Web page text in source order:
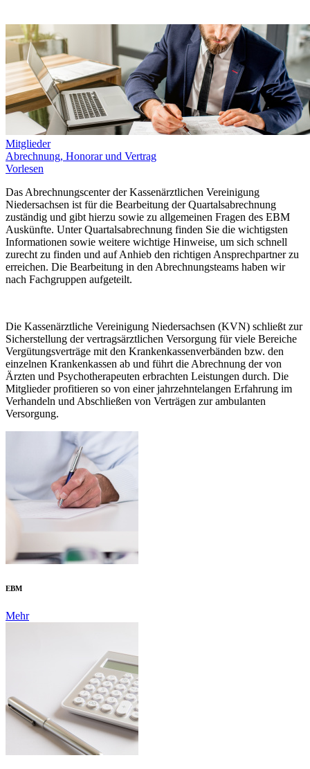
Mitglieder
Abrechnung, Honorar und Vertrag
Vorlesen
Das Abrechnungscenter der Kassenärztlichen Vereinigung
Niedersachsen ist für die Bearbeitung der Quartalsabrechnung
zuständig und gibt hierzu sowie zu allgemeinen Fragen des EBM
Auskünfte. Unter Quartalsabrechnung finden Sie die wichtigsten
Informationen sowie weitere wichtige Hinweise, um sich schnell
zurecht zu finden und auf Anhieb den richtigen Ansprechpartner zu
erreichen. Die Bearbeitung in den Abrechnungsteams haben wir
nach Fachgruppen aufgeteilt.
Die Kassenärztliche Vereinigung Niedersachsen (KVN) schließt zur
Sicherstellung der vertragsärztlichen Versorgung für viele Bereiche
Vergütungsverträge mit den Krankenkassenverbänden bzw. den
einzelnen Krankenkassen ab und führt die Abrechnung der von
Ärzten und Psychotherapeuten erbrachten Leistungen durch. Die
Mitglieder profitieren so von einer jahrzehntelangen Erfahrung im
Verhandeln und Abschließen von Verträgen zur ambulanten
Versorgung.
EBM
Mehr